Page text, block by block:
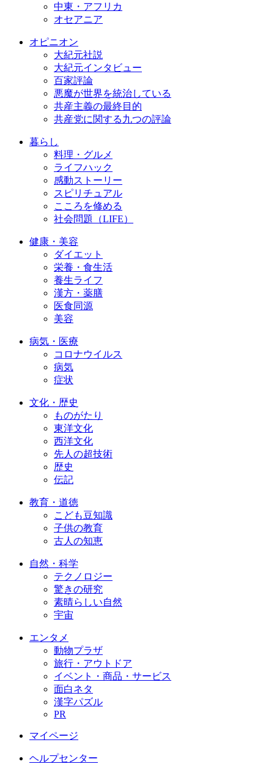
中東・アフリカ
オセアニア
オピニオン
大紀元社説
大紀元インタビュー
百家評論
悪魔が世界を統治している
共産主義の最終目的
共産党に関する九つの評論
暮らし
料理・グルメ
ライフハック
感動ストーリー
スピリチュアル
こころを修める
社会問題（LIFE）
健康・美容
ダイエット
栄養・食生活
養生ライフ
漢方・薬膳
医食同源
美容
病気・医療
コロナウイルス
病気
症状
文化・歴史
ものがたり
東洋文化
西洋文化
先人の超技術
歴史
伝記
教育・道徳
こども豆知識
子供の教育
古人の知恵
自然・科学
テクノロジー
驚きの研究
素晴らしい自然
宇宙
エンタメ
動物プラザ
旅行・アウトドア
イベント・商品・サービス
面白ネタ
漢字パズル
PR
マイページ
ヘルプセンター